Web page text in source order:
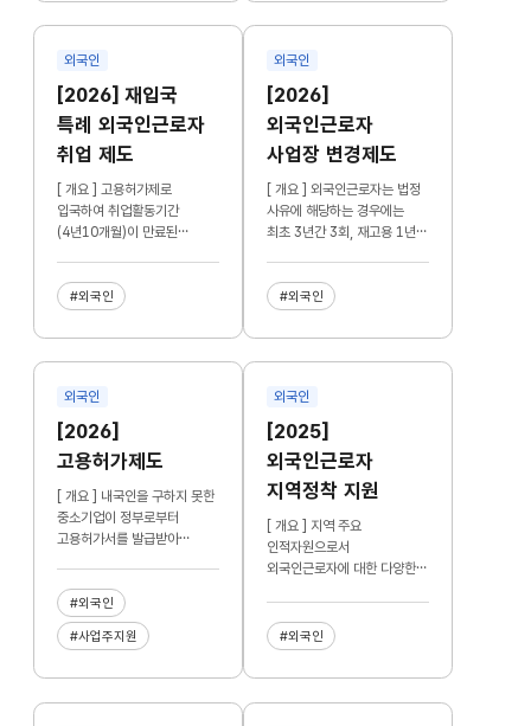
외국인
[2026] 재입국
특례 외국인근로자
취업 제도
[ 개요 ] 고용허가제로
입국하여 취업활동기간
(4년10개월)이 만료된
따라 출국 후 1개월 후에
있는 제도
#외국인
외국인
[2026]
외국인근로자
사업장 변경제도
[ 개요 ] 외국인근로자는 법정
사유에 해당하는 경우에는
최초 3년간 3회, 재고용 1년
#외국인
외국인
[2026]
고용허가제도
[ 개요 ] 내국인을 구하지 못한
중소기업이 정부로부터
고용허가서를 발급받아
#외국인
#사업주지원
외국인
[2025]
외국인근로자
지역정착 지원
[ 개요 ] 지역 주요
인적자원으로서
외국인근로자에 대한 다양한
있도록 지원시설 설치·
운영하는 지자체에 운영비용
일부를 지원
#외국인